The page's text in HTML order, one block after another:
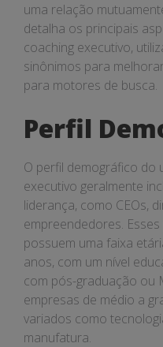
uma relação
detalha os principais
coaching executivo,
sinônimos para
para motores de busca.
Perfil
O perfil demográfico do
executivo geralmente
liderança, como CEOs,
empreendedores.
possuem uma faixa
anos, com um nível
com pós-graduação ou
empresas de médio a
variados como
manufatura.